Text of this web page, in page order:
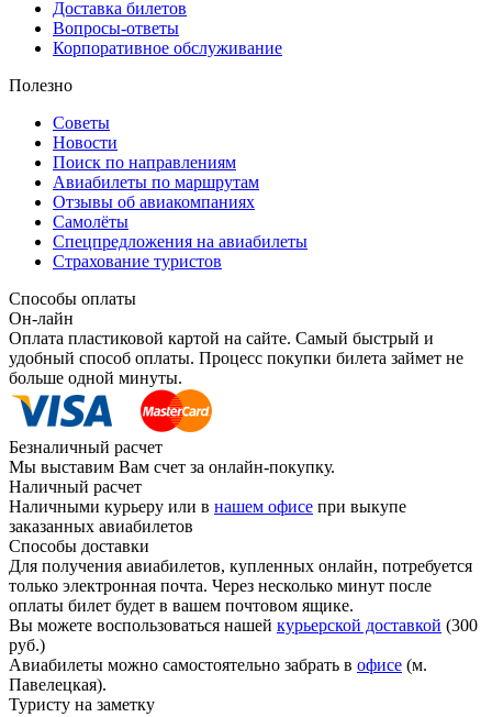
Доставка билетов
Вопросы-ответы
Корпоративное обслуживание
Полезно
Советы
Новости
Поиск по направлениям
Авиабилеты по маршрутам
Отзывы об авиакомпаниях
Самолёты
Спецпредложения на авиабилеты
Страхование туристов
Способы оплаты
Он-лайн
Оплата пластиковой картой на сайте. Самый быстрый и
удобный способ оплаты. Процесс покупки билета займет не
больше одной минуты.
Безналичный расчет
Мы выставим Вам счет за онлайн-покупку.
Наличный расчет
Наличными курьеру или в нашем офисе при выкупе
заказанных авиабилетов
Способы доставки
Для получения авиабилетов, купленных онлайн, потребуется
только электронная почта. Через несколько минут после
оплаты билет будет в вашем почтовом ящике.
Вы можете воспользоваться нашей курьерской доставкой (300
руб.)
Авиабилеты можно самостоятельно забрать в офисе (м.
Павелецкая).
Туристу на заметку